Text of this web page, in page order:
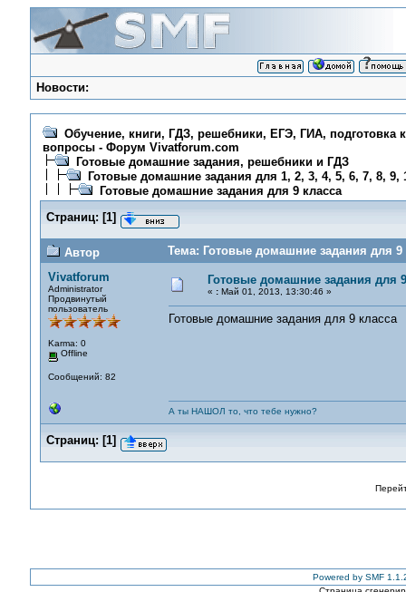
Новости:
Обучение, книги, ГДЗ, решебники, ЕГЭ, ГИА, подготовка
вопросы - Форум Vivatforum.com
Готовые домашние задания, решебники и ГДЗ
Готовые домашние задания для 1, 2, 3, 4, 5, 6, 7, 8, 9,
Готовые домашние задания для 9 класса
Страниц: [1]
Автор
Тема: Готовые домашние задания для 9
Vivatforum
Administrator
Продвинутый
пользователь
Karma: 0
Offline
Сообщений: 82
Готовые домашние задания для
« :Май 01, 2013, 13:30:46 »
Готовые домашние задания для 9 класса
А ты НАШОЛ то, что тебе нужно?
Страниц: [1]
Powered by SMF